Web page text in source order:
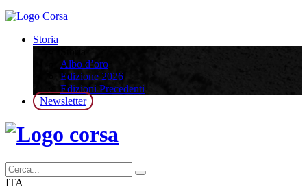
Storia
Albo d’oro
Edizione 2026
Edizioni Precedenti
Newsletter
ITA